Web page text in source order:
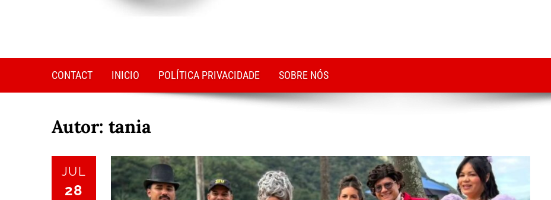
CONTACT INICIO POLÍTICA PRIVACIDADE SOBRE NÓS
Autor: tania
JUL
28